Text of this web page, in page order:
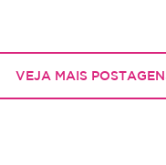
VEJA MAIS